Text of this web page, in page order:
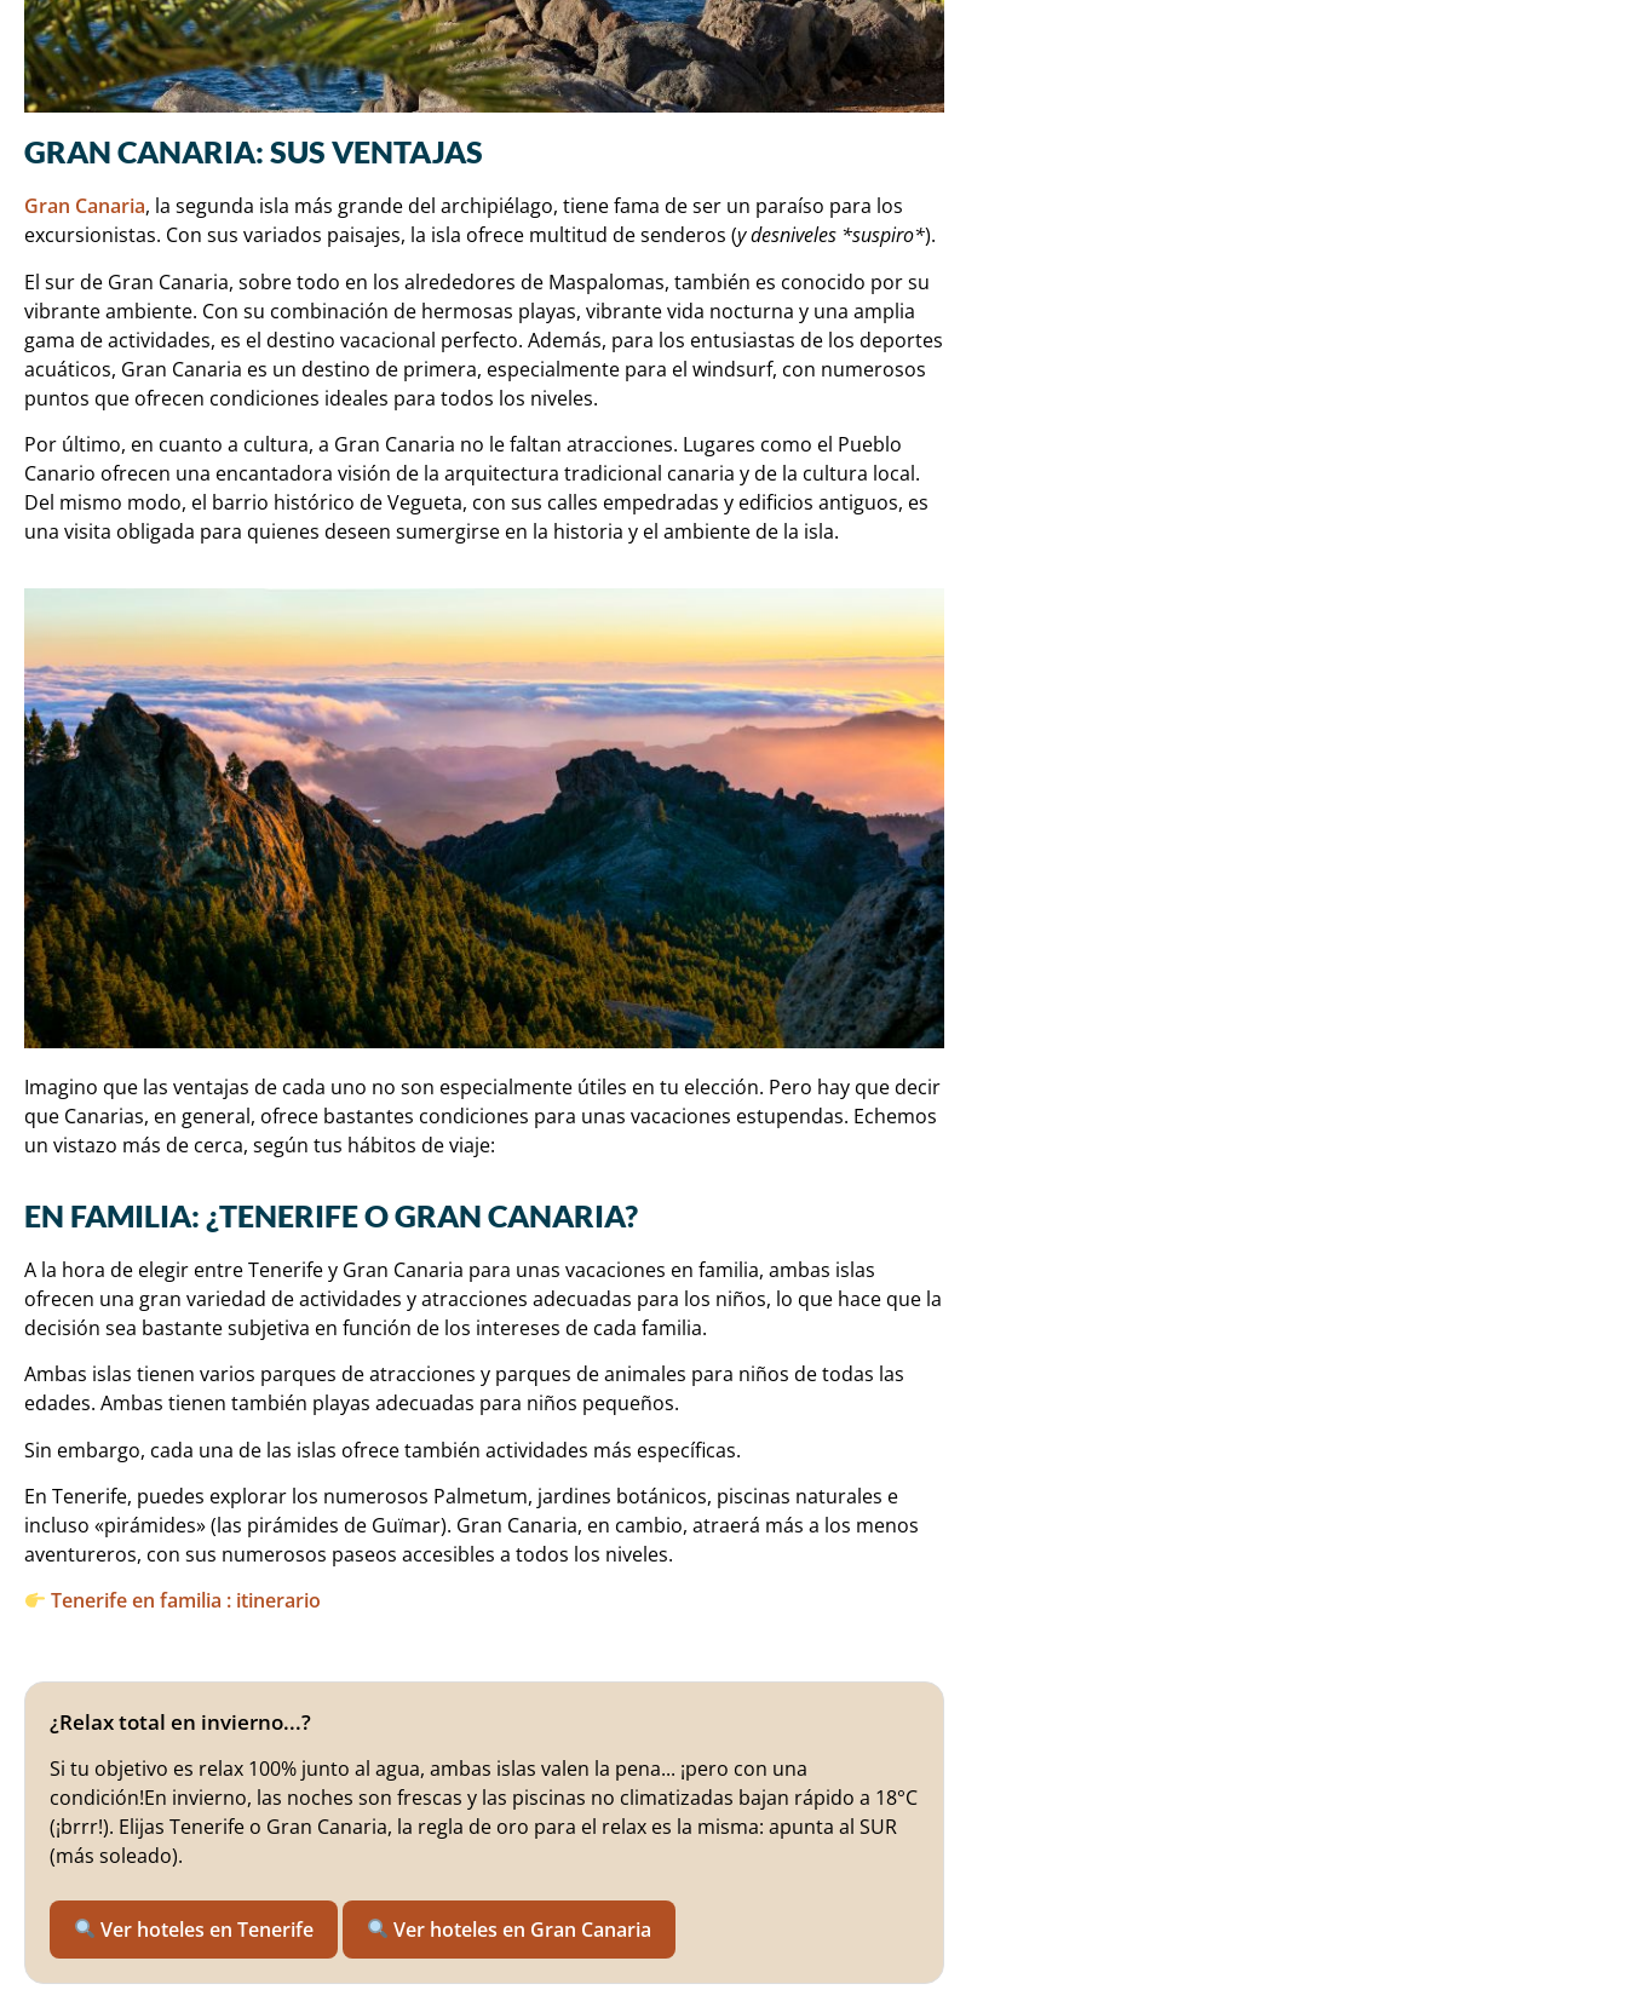
GRAN CANARIA: SUS VENTAJAS
Gran Canaria, la segunda isla más grande del archipiélago, tiene fama de ser un paraíso para los
excursionistas. Con sus variados paisajes, la isla ofrece multitud de senderos (y desniveles *suspiro*).
El sur de Gran Canaria, sobre todo en los alrededores de Maspalomas, también es conocido por su
vibrante ambiente. Con su combinación de hermosas playas, vibrante vida nocturna y una amplia
gama de actividades, es el destino vacacional perfecto. Además, para los entusiastas de los deportes
acuáticos, Gran Canaria es un destino de primera, especialmente para el windsurf, con numerosos
puntos que ofrecen condiciones ideales para todos los niveles.
Por último, en cuanto a cultura, a Gran Canaria no le faltan atracciones. Lugares como el Pueblo
Canario ofrecen una encantadora visión de la arquitectura tradicional canaria y de la cultura local.
Del mismo modo, el barrio histórico de Vegueta, con sus calles empedradas y edificios antiguos, es
una visita obligada para quienes deseen sumergirse en la historia y el ambiente de la isla.
Imagino que las ventajas de cada uno no son especialmente útiles en tu elección. Pero hay que decir
que Canarias, en general, ofrece bastantes condiciones para unas vacaciones estupendas. Echemos
un vistazo más de cerca, según tus hábitos de viaje:
EN FAMILIA: ¿TENERIFE O GRAN CANARIA?
A la hora de elegir entre Tenerife y Gran Canaria para unas vacaciones en familia, ambas islas
ofrecen una gran variedad de actividades y atracciones adecuadas para los niños, lo que hace que la
decisión sea bastante subjetiva en función de los intereses de cada familia.
Ambas islas tienen varios parques de atracciones y parques de animales para niños de todas las
edades. Ambas tienen también playas adecuadas para niños pequeños.
Sin embargo, cada una de las islas ofrece también actividades más específicas.
En Tenerife, puedes explorar los numerosos Palmetum, jardines botánicos, piscinas naturales e
incluso «pirámides» (las pirámides de Guïmar). Gran Canaria, en cambio, atraerá más a los menos
aventureros, con sus numerosos paseos accesibles a todos los niveles.
Tenerife en familia : itinerario
¿Relax total en invierno...?
Si tu objetivo es relax 100% junto al agua, ambas islas valen la pena... ¡pero con una
condición!En invierno, las noches son frescas y las piscinas no climatizadas bajan rápido a 18°C
(¡brrr!). Elijas Tenerife o Gran Canaria, la regla de oro para el relax es la misma: apunta al SUR
(más soleado).
Ver hoteles en Tenerife Ver hoteles en Gran Canaria